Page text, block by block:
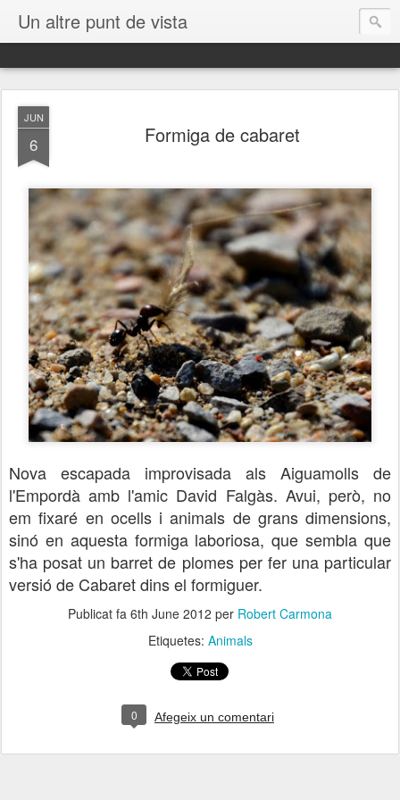
Un altre punt de vista
JUN
6 Formiga de cabaret
Nova escapada improvisada als Aiguamolls de
l'Empordà amb l'amic David Falgàs. Avui, però, no
em fixaré en ocells i animals de grans dimensions,
sinó en aquesta formiga laboriosa, que sembla que
s'ha posat un barret de plomes per fer una particular
versió de Cabaret dins el formiguer.
Publicat fa 6th June 2012 per Robert Carmona
Etiquetes: Animals
0 Afegeix un comentari